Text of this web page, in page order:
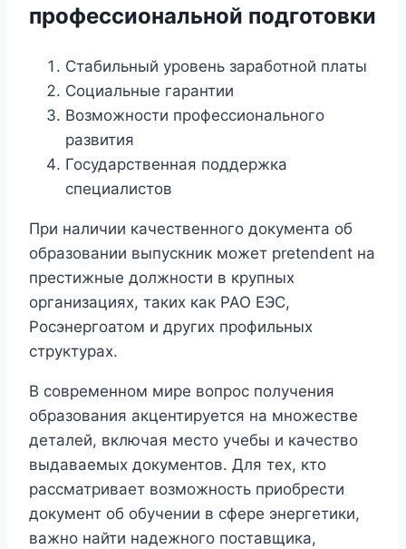
профессиональной подготовки
Стабильный уровень заработной платы
Социальные гарантии
Возможности профессионального
развития
Государственная поддержка
специалистов
При наличии качественного документа об
образовании выпускник может pretendent на
престижные должности в крупных
организациях, таких как РАО ЕЭС,
Росэнергоатом и других профильных
структурах.
В современном мире вопрос получения
образования акцентируется на множестве
деталей, включая место учебы и качество
выдаваемых документов. Для тех, кто
рассматривает возможность приобрести
документ об обучении в сфере энергетики,
важно найти надежного поставщика,